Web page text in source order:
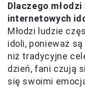
Dlaczego
internetowych
Młodzi ludzie
idoli, ponieważ
niż tradycyjne
dzień, fani czują
się swoimi